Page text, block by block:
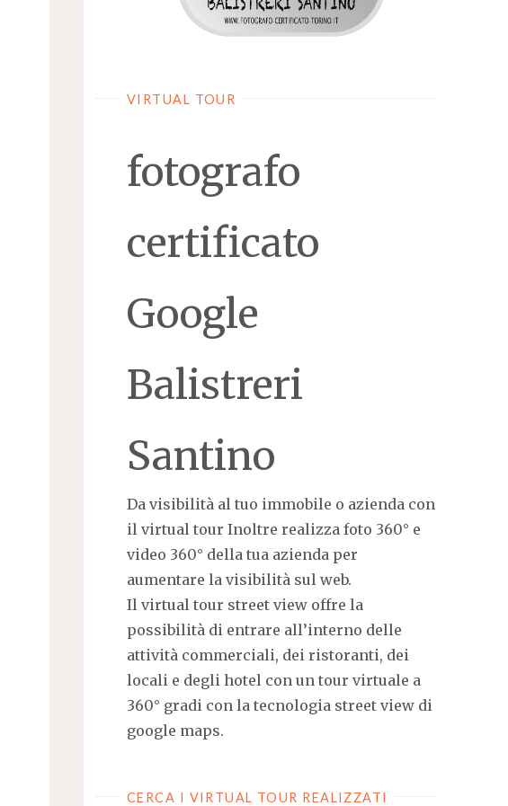
VIRTUAL TOUR
fotografo
certificato
Google
Balistreri
Santino
Da visibilità al tuo immobile o azienda con
il virtual tour Inoltre realizza foto 360° e
video 360° della tua azienda per
aumentare la visibilità sul web.
Il virtual tour street view offre la
possibilità di entrare all’interno delle
attività commerciali, dei ristoranti, dei
locali e degli hotel con un tour virtuale a
360° gradi con la tecnologia street view di
google maps.
CERCA I VIRTUAL TOUR REALIZZATI